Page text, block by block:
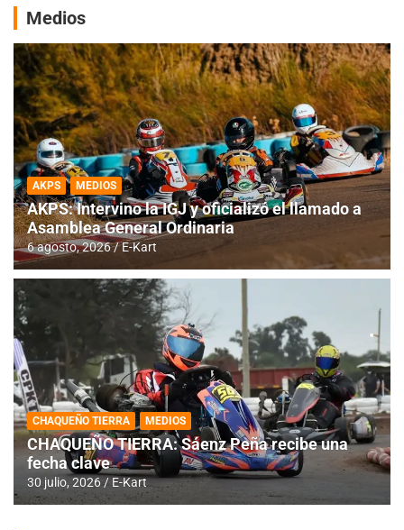
Medios
AKPS MEDIOS
AKPS: Intervino la IGJ y oficializó el llamado a
Asamblea General Ordinaria
6 agosto, 2026 E-Kart
CHAQUEÑO TIERRA MEDIOS
CHAQUEÑO TIERRA: Sáenz Peña recibe una
fecha clave
30 julio, 2026 E-Kart